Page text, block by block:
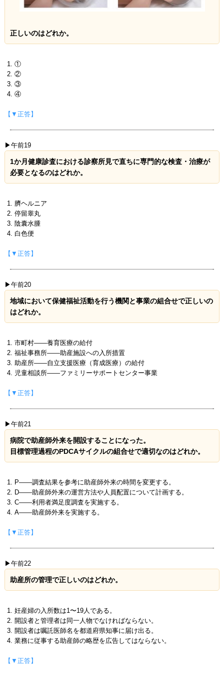
正しいのはどれか。
①
②
③
④
【▼正答】
▶午前19
1か月健康診査における診察所見で直ちに専門的な検査・治療が
必要となるのはどれか。
臍ヘルニア
停留睾丸
陰囊水腫
白色便
【▼正答】
▶午前20
地域において保健福祉活動を行う機関と事業の組合せで正しいの
はどれか。
市町村――養育医療の給付
福祉事務所――助産施設への入所措置
助産所――自立支援医療（育成医療）の給付
児童相談所――ファミリーサポートセンター事業
【▼正答】
▶午前21
病院で助産師外来を開設することになった。
目標管理過程のPDCAサイクルの組合せで適切なのはどれか。
P――調査結果を参考に助産師外来の時間を変更する。
D――助産師外来の運営方法や人員配置について計画する。
C――利用者満足度調査を実施する。
A――助産師外来を実施する。
【▼正答】
▶午前22
助産所の管理で正しいのはどれか。
妊産婦の入所数は1〜19人である。
開設者と管理者は同一人物でなければならない。
開設者は嘱託医師名を都道府県知事に届け出る。
業務に従事する助産師の略歴を広告してはならない。
【▼正答】